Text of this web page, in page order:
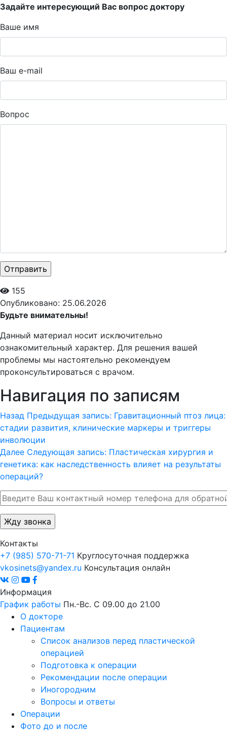
Задайте интересующий Вас вопрос доктору
Ваше имя
Ваш e-mail
Вопрос
155
Опубликовано: 25.06.2026
Будьте внимательны!
Данный материал носит исключительно
ознакомительный характер. Для решения вашей
проблемы мы настоятельно рекомендуем
проконсультироваться с врачом.
Навигация по записям
Назад Предыдущая запись: Гравитационный птоз лица:
стадии развития, клинические маркеры и триггеры
инволюции
Далее Следующая запись: Пластическая хирургия и
генетика: как наследственность влияет на результаты
операций?
Контакты
+7 (985) 570-71-71 Круглосуточная поддержка
vkosinets@yandex.ru Консультация онлайн
Информация
График работы Пн.-Вс. С 09.00 до 21.00
О докторе
Пациентам
Список анализов перед пластической
операцией
Подготовка к операции
Рекомендации после операции
Иногородним
Вопросы и ответы
Операции
Фото до и после